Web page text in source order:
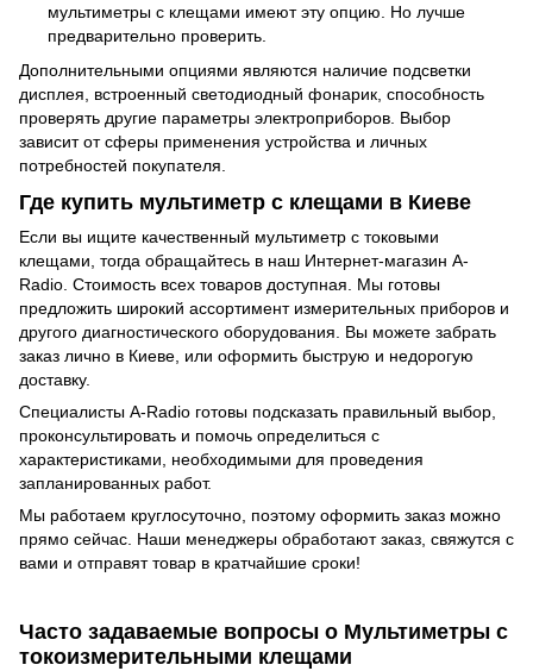
мультиметры с клещами имеют эту опцию. Но лучше
предварительно проверить.
Дополнительными опциями являются наличие подсветки
дисплея, встроенный светодиодный фонарик, способность
проверять другие параметры электроприборов. Выбор
зависит от сферы применения устройства и личных
потребностей покупателя.
Где купить мультиметр с клещами в Киеве
Если вы ищите качественный мультиметр с токовыми
клещами, тогда обращайтесь в наш Интернет-магазин A-
Radio. Стоимость всех товаров доступная. Мы готовы
предложить широкий ассортимент измерительных приборов и
другого диагностического оборудования. Вы можете забрать
заказ лично в Киеве, или оформить быструю и недорогую
доставку.
Специалисты A-Radio готовы подсказать правильный выбор,
проконсультировать и помочь определиться с
характеристиками, необходимыми для проведения
запланированных работ.
Мы работаем круглосуточно, поэтому оформить заказ можно
прямо сейчас. Наши менеджеры обработают заказ, свяжутся с
вами и отправят товар в кратчайшие сроки!
Часто задаваемые вопросы о Мультиметры с
токоизмерительными клещами